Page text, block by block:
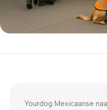
5% korting met code
Yourdog Mexicaanse